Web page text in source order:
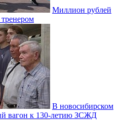
Миллион рублей
тренером
В новосибирском
вагон к 130-летию ЗСЖД